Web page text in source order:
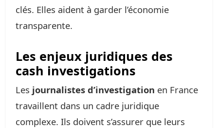
clés. Elles aident à garder l’économie
transparente.
Les enjeux juridiques des
cash investigations
Les journalistes d’investigation en France
travaillent dans un cadre juridique
complexe. Ils doivent s’assurer que leurs